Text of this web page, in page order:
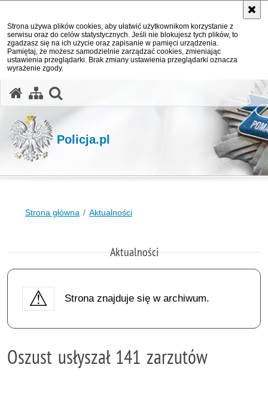
Strona używa plików cookies, aby ułatwić użytkownikom korzystanie z
serwisu oraz do celów statystycznych. Jeśli nie blokujesz tych plików, to
zgadzasz się na ich użycie oraz zapisanie w pamięci urządzenia.
Pamiętaj, że możesz samodzielnie zarządzać cookies, zmieniając
ustawienia przeglądarki. Brak zmiany ustawienia przeglądarki oznacza
wyrażenie zgody.
Policja.pl
Strona główna Aktualności
Aktualności
Strona znajduje się w archiwum.
Oszust usłyszał 141 zarzutów